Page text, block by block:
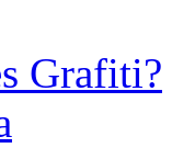
Grafiti?